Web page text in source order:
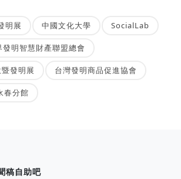
明展 中國文化大學 SocialLab
發明智慧財產聯盟總會
發明展 台灣發明商品促進協會
春分館
稿自助吧